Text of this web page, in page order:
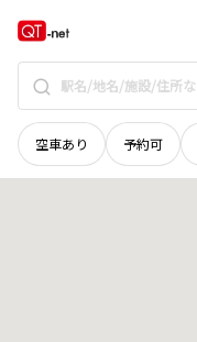
空車あり 予約可
宮城県